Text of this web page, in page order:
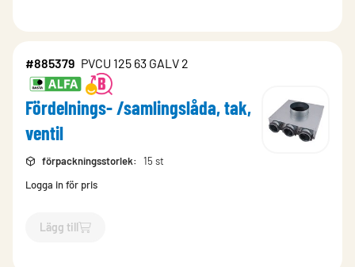
#885379 PVCU 125 63 GALV 2
Fördelnings- /samlingslåda, tak,
ventil
förpackningsstorlek:
15 st
Logga in för pris
Lägg till
`$Lägg till